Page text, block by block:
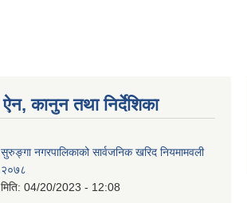
ऐन, कानुन तथा निर्देशिका
सुरुङ्गा नगरपालिकाको सार्वजनिक खरिद नियमामवली
२०७८
मिति: 04/20/2023 - 12:08